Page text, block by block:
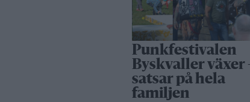
Punkfestivalen
Byskvaller växer
satsar på hela
familjen